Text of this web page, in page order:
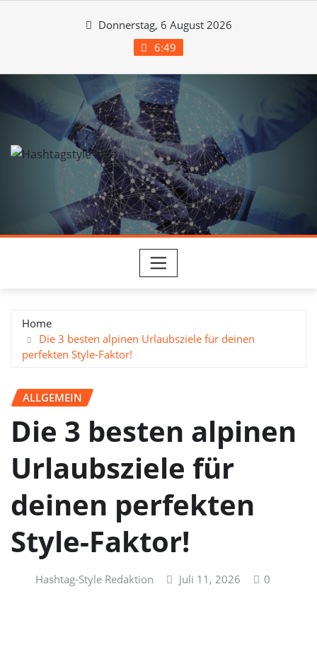
Donnerstag, 6 August 2026
6:49
Home
Die 3 besten alpinen Urlaubsziele für deinen
perfekten Style-Faktor!
ALLGEMEIN
Die 3 besten alpinen
Urlaubsziele für
deinen perfekten
Style-Faktor!
Hashtag-Style Redaktion Juli 11, 2026 0